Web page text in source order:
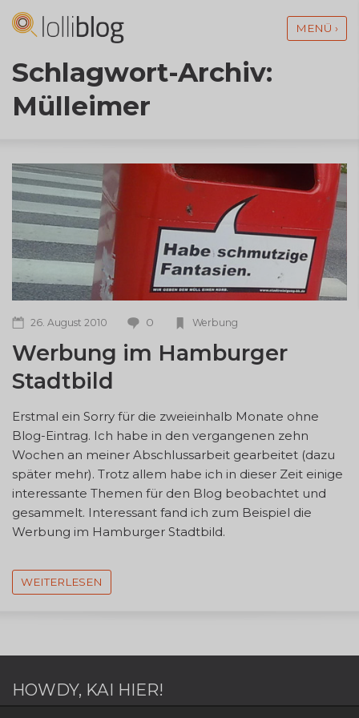
MENÜ ›
Schlagwort-Archiv:
Mülleimer
26. August 2010 0 Werbung
Werbung im Hamburger
Stadtbild
Erstmal ein Sorry für die zweieinhalb Monate ohne
Blog-Eintrag. Ich habe in den vergangenen zehn
Wochen an meiner Abschlussarbeit gearbeitet (dazu
später mehr). Trotz allem habe ich in dieser Zeit einige
interessante Themen für den Blog beobachtet und
gesammelt. Interessant fand ich zum Beispiel die
Werbung im Hamburger Stadtbild.
WEITERLESEN
HOWDY, KAI HIER!